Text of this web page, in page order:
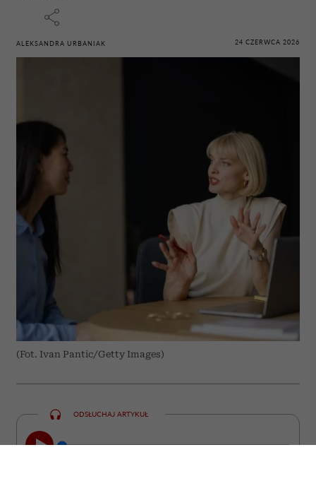
ALEKSANDRA URBANIAK 24 CZERWCA 2026
(Fot. Ivan Pantic/Getty Images)
ODSŁUCHAJ ARTYKUŁ